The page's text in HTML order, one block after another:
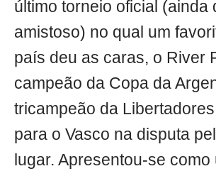
último torneio oficial (ainda
amistoso) no qual um
país deu as caras, o River
campeão da Copa da
tricampeão da
para o Vasco na disputa
lugar. Apresentou-se